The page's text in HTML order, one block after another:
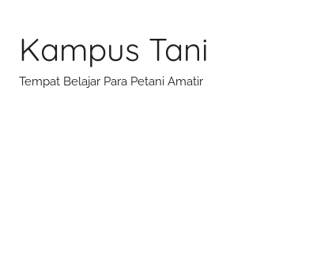
content
Kampus Tani
Tempat Belajar Para Petani Amatir